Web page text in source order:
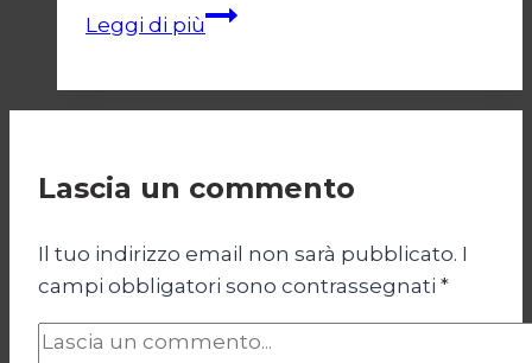
Leggi di piùBukele
regime
emergenza/2
Lascia un commento
Il tuo indirizzo email non sarà pubblicato. I
campi obbligatori sono contrassegnati *